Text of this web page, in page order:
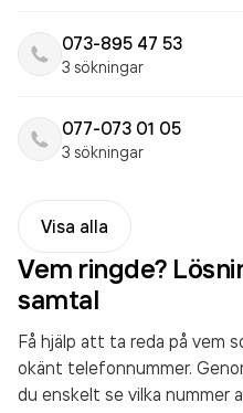
073-895 47 53
3 sökningar
077-073 01 05
3 sökningar
Visa alla
Vem ringde?
samtal
Få hjälp att ta reda på vem
okänt telefonnummer.
du enskelt se vilka nummer